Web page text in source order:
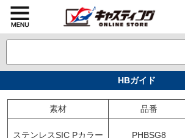
HBガイド
素材 品番
ステンレスSIC Pカラー PHBSG8